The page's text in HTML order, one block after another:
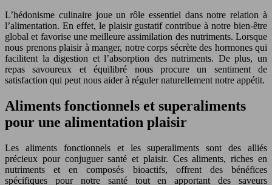
L’hédonisme culinaire joue un rôle essentiel dans notre relation à
l’alimentation. En effet, le plaisir gustatif contribue à notre bien-être
global et favorise une meilleure assimilation des nutriments. Lorsque
nous prenons plaisir à manger, notre corps sécrète des hormones qui
facilitent la digestion et l’absorption des nutriments. De plus, un
repas savoureux et équilibré nous procure un sentiment de
satisfaction qui peut nous aider à réguler naturellement notre appétit.
Aliments fonctionnels et superaliments
pour une alimentation plaisir
Les aliments fonctionnels et les superaliments sont des alliés
précieux pour conjuguer santé et plaisir. Ces aliments, riches en
nutriments et en composés bioactifs, offrent des bénéfices
spécifiques pour notre santé tout en apportant des saveurs